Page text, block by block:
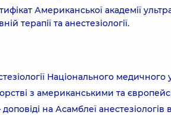
Американської академії
терапії та анестезіології.
Національного
з американськими та
доповіді на Асамблеї